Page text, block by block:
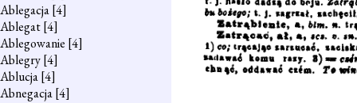
Ablegacja[4]
Ablegat[4]
Ablegowanie [4]
Ablegry[4]
Ablucja[4]
Abnegacja[4]